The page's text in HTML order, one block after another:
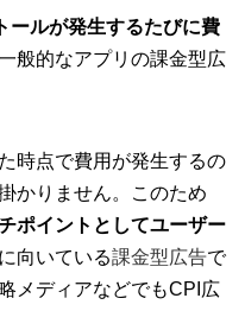
ールが発生するたびに費
般的なアプリの課金型広
時点で費用が発生するの
かりません。このため
ポイントとしてユーザー
向いている課金型広告で
メディアなどでもCPI広